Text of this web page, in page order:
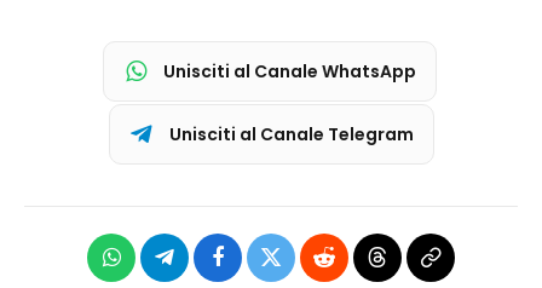
Unisciti al Canale WhatsApp
Unisciti al Canale Telegram
WhatsAppTelegramFacebook
X
Reddit ThreadsCopia